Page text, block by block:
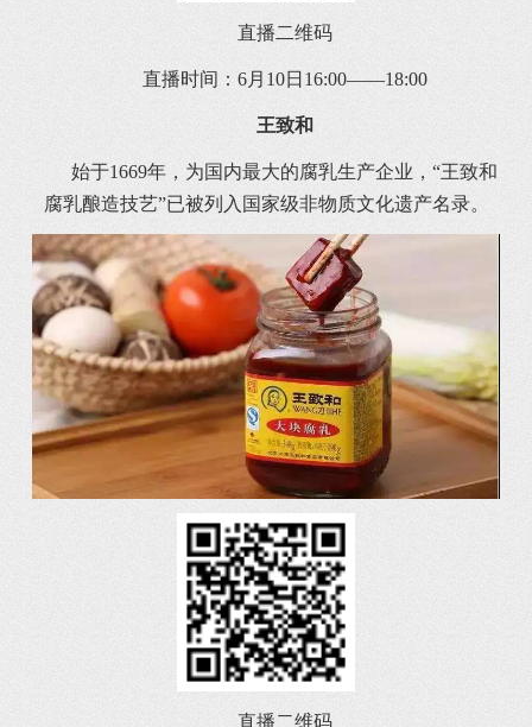
直播二维码
直播时间：6月10日16:00——18:00
王致和
始于1669年，为国内最大的腐乳生产企业，“王致和
腐乳酿造技艺”已被列入国家级非物质文化遗产名录。
直播二维码